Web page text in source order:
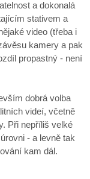
a dokonalá
stativem a
video (třeba i
kamery a pak
propastný - není
dobrá volba
videí, včetně
Při nepříliš velké
- a levně tak
kam dál.